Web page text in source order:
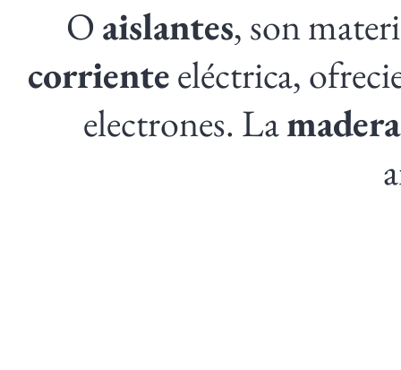
Oaislantes, son
corrienteeléctrica,
electrones. Lamadera